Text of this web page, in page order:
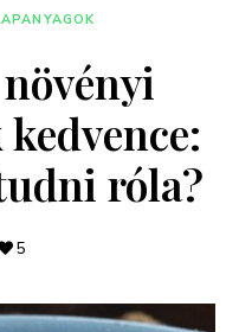
róla?
5